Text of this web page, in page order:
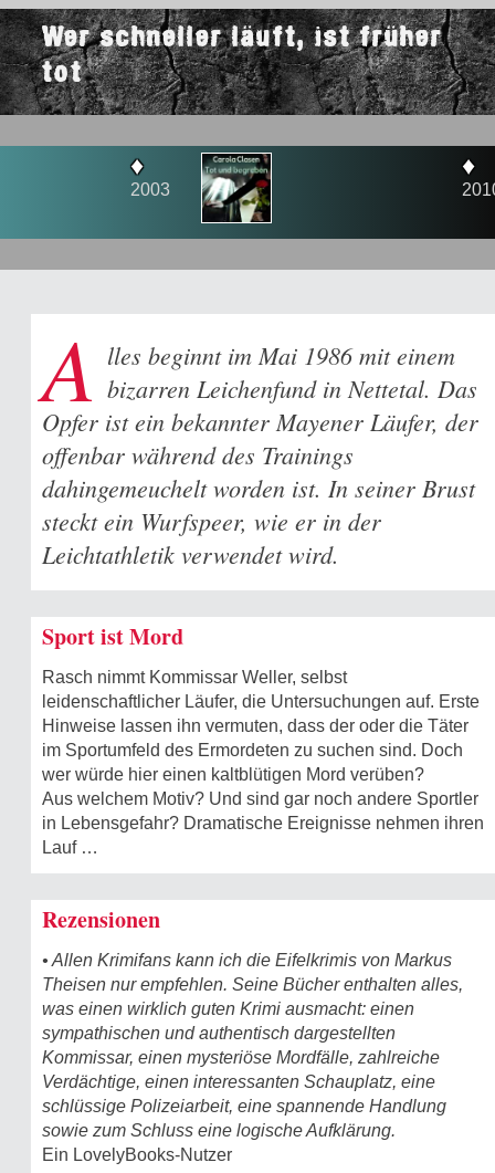
Wer schneller läuft, ist früher
tot
A lles beginnt im Mai 1986 mit einem
bizarren Leichenfund in Nettetal. Das
Opfer ist ein bekannter Mayener Läufer, der
offenbar während des Trainings
dahingemeuchelt worden ist. In seiner Brust
steckt ein Wurfspeer, wie er in der
Leichtathletik verwendet wird.
Sport ist Mord
Rasch nimmt Kommissar Weller, selbst
leidenschaftlicher Läufer, die Untersuchungen auf. Erste
Hinweise lassen ihn vermuten, dass der oder die Täter
im Sportumfeld des Ermordeten zu suchen sind. Doch
wer würde hier einen kaltblütigen Mord verüben?
Aus welchem Motiv? Und sind gar noch andere Sportler
in Lebensgefahr? Dramatische Ereignisse nehmen ihren
Lauf …
Rezensionen
• Allen Krimifans kann ich die Eifelkrimis von Markus
Theisen nur empfehlen. Seine Bücher enthalten alles,
was einen wirklich guten Krimi ausmacht: einen
sympathischen und authentisch dargestellten
Kommissar, einen mysteriöse Mordfälle, zahlreiche
Verdächtige, einen interessanten Schauplatz, eine
schlüssige Polizeiarbeit, eine spannende Handlung
sowie zum Schluss eine logische Aufklärung.
Ein LovelyBooks-Nutzer